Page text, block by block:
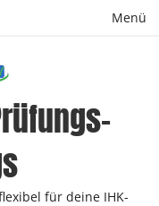
Menü
für deine IHK-